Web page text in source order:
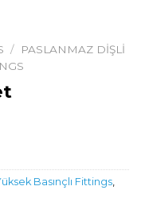
/
PASLANMAZ DIŞLI
Basınçlı Fittings